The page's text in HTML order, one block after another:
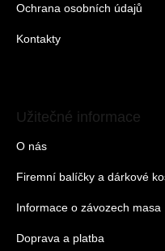
Ochrana osobních údajů
Kontakty
Užitečné informace
O nás
Firemní balíčky a dárkové
Informace o závozech masa
Doprava a platba